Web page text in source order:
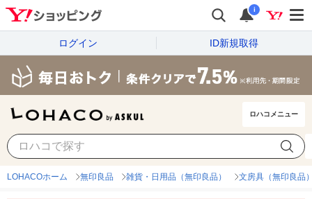
i
ログイン ID新規取得
ロハコメニュー
LOHACOホーム 無印良品 雑貨・日用品（無印良品） 文房具（無印良品